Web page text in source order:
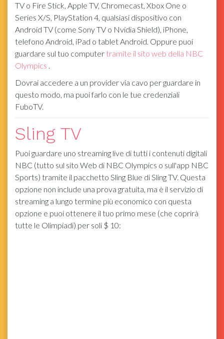
TV o Fire Stick, Apple TV, Chromecast, Xbox One o
Series X/S, PlayStation 4, qualsiasi dispositivo con
Android TV (come Sony TV o Nvidia Shield), iPhone,
telefono Android, iPad o tablet Android. Oppure puoi
guardare sul tuo computer tramite il sito web della NBC
Olympics .
Dovrai accedere a un provider via cavo per guardare in
questo modo, ma puoi farlo con le tue credenziali
FuboTV.
Sling TV
Puoi guardare uno streaming live di tutti i contenuti digitali
NBC (tutto sul sito Web di NBC Olympics o sull'app NBC
Sports) tramite il pacchetto Sling Blue di Sling TV. Questa
opzione non include una prova gratuita, ma è il servizio di
streaming a lungo termine più economico con questa
opzione e puoi ottenere il tuo primo mese (che coprirà
tutte le Olimpiadi) per soli $ 10: